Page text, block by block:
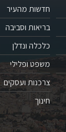
חדשות מהעיר
בריאות וסביבה
כלכלה ונדלן
משפט ופלילי
צרכנות ועסקים
חינוך